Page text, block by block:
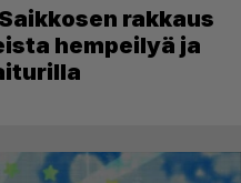
rakkaus
hempeilyä ja